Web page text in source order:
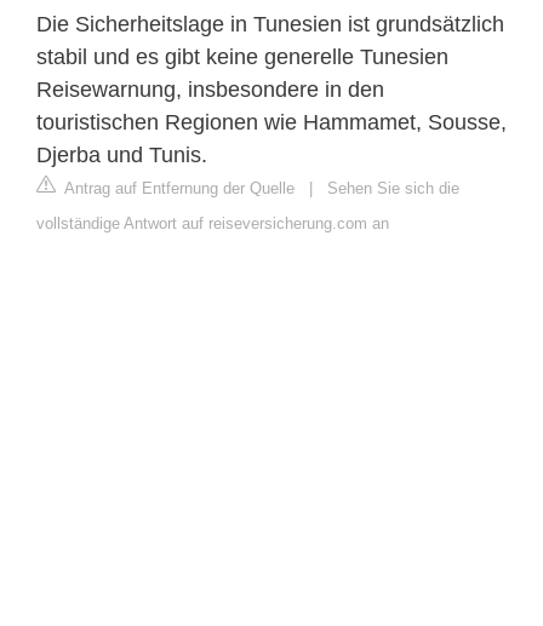
Die Sicherheitslage in Tunesien ist grundsätzlich
stabil und es gibt keine generelle Tunesien
Reisewarnung, insbesondere in den
touristischen Regionen wie Hammamet, Sousse,
Djerba und Tunis.
Antrag auf Entfernung der Quelle
Sehen Sie sich die
vollständige Antwort auf reiseversicherung.com an